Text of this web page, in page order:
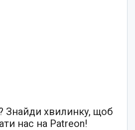
Знайди хвилинку, щоб
нас на Patreon!